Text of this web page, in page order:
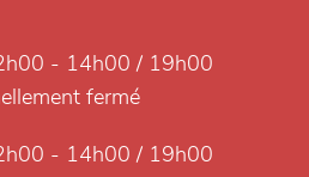
- 14h00 / 19h00
fermé
- 14h00 / 19h00